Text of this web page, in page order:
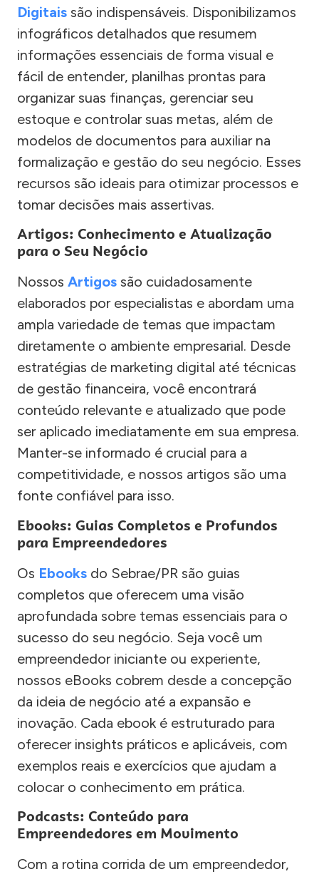
Digitais são indispensáveis. Disponibilizamos
infográficos detalhados que resumem
informações essenciais de forma visual e
fácil de entender, planilhas prontas para
organizar suas finanças, gerenciar seu
estoque e controlar suas metas, além de
modelos de documentos para auxiliar na
formalização e gestão do seu negócio. Esses
recursos são ideais para otimizar processos e
tomar decisões mais assertivas.
Artigos: Conhecimento e Atualização
para o Seu Negócio
Nossos Artigos são cuidadosamente
elaborados por especialistas e abordam uma
ampla variedade de temas que impactam
diretamente o ambiente empresarial. Desde
estratégias de marketing digital até técnicas
de gestão financeira, você encontrará
conteúdo relevante e atualizado que pode
ser aplicado imediatamente em sua empresa.
Manter-se informado é crucial para a
competitividade, e nossos artigos são uma
fonte confiável para isso.
Ebooks: Guias Completos e Profundos
para Empreendedores
Os Ebooks do Sebrae/PR são guias
completos que oferecem uma visão
aprofundada sobre temas essenciais para o
sucesso do seu negócio. Seja você um
empreendedor iniciante ou experiente,
nossos eBooks cobrem desde a concepção
da ideia de negócio até a expansão e
inovação. Cada ebook é estruturado para
oferecer insights práticos e aplicáveis, com
exemplos reais e exercícios que ajudam a
colocar o conhecimento em prática.
Podcasts: Conteúdo para
Empreendedores em Movimento
Com a rotina corrida de um empreendedor,